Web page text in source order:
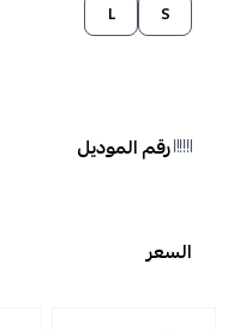
S
L
رقم الموديل
السعر